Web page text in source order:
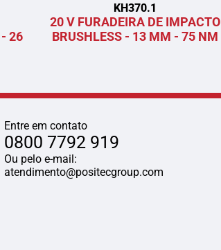
26
KH370.1
20 V FURADEIRA DE IMPACTO
BRUSHLESS - 13 MM - 75 NM
Entre em contato
0800 7792 919
Ou pelo e-mail:
atendimento@positecgroup.com